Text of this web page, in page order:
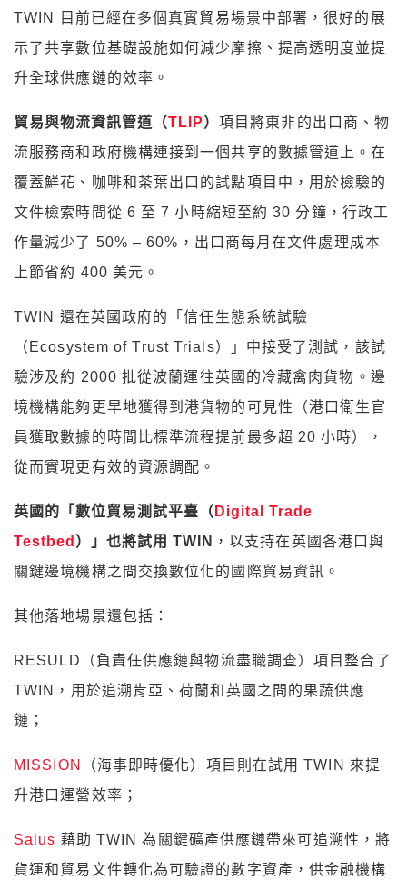
TWIN 目前已經在多個真實貿易場景中部署，很好的展
示了共享數位基礎設施如何減少摩擦、提高透明度並提
升全球供應鏈的效率。
貿易與物流資訊管道（TLIP ） 項目將東非的出口商、物
流服務商和政府機構連接到一個共享的數據管道上。在
覆蓋鮮花、咖啡和茶葉出口的試點項目中，用於檢驗的
文件檢索時間從 6 至 7 小時縮短至約 30 分鐘，行政工
作量減少了 50% – 60%，出口商每月在文件處理成本
上節省約 400 美元。
TWIN 還在英國政府的「信任生態系統試驗
（Ecosystem of Trust Trials）」中接受了測試，該試
驗涉及約 2000 批從波蘭運往英國的冷藏禽肉貨物。邊
境機構能夠更早地獲得到港貨物的可見性（港口衛生官
員獲取數據的時間比標準流程提前最多超 20 小時），
從而實現更有效的資源調配。
英國的「數位貿易測試平臺（ Digital Trade
Testbed ）」也將試用 TWIN ，以支持在英國各港口與
關鍵邊境機構之間交換數位化的國際貿易資訊。
其他落地場景還包括：
RESULD（負責任供應鏈與物流盡職調查）項目整合了
TWIN，用於追溯肯亞、荷蘭和英國之間的果蔬供應
鏈；
MISSION
（海事即時優化）項目則在試用 TWIN 來提
升港口運營效率；
Salus 藉助 TWIN 為關鍵礦產供應鏈帶來可追溯性，將
貨運和貿易文件轉化為可驗證的數字資產，供金融機構